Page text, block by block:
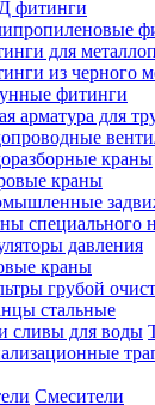
фитинги
для
из черного
фитинги
краны
краны
специального
давления
краны
грубой
стальные
Смесители